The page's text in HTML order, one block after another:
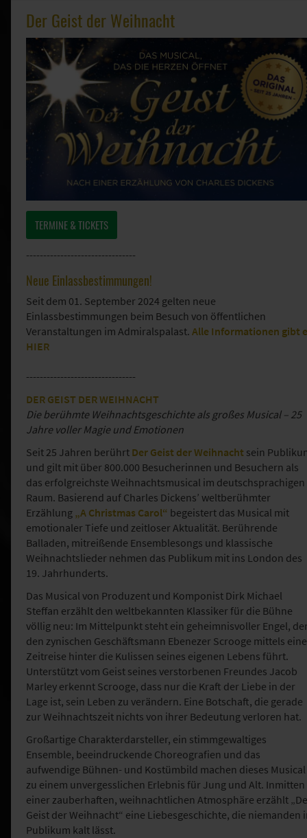
Der Geist der Weihnacht
TERMINE & TICKETS
--------------------------------
Neue Einlassbestimmungen!
Seit dem 01. September 2024 gelten neue
Einlassbestimmungen beim Besuch von öffentlichen
Veranstaltungen im Admiralspalast. Alle Informationen gibt
HIER
--------------------------------
DER GEIST DER WEIHNACHT
Die berühmte Weihnachtsgeschichte als großes Musical – 25
Jahre voller Magie und Emotionen
Seit 25 Jahren berührt Der Geist der Weihnacht sein
und gilt mit über 800.000 Besucherinnen und Besuchern als
das erfolgreichste Weihnachtsmusical im deutschsprachigen
Raum. Basierend auf Charles Dickens’ weltberühmter
Erzählung „A Christmas Carol“ begeistert das Musical mit
emotionaler Tiefe und zeitloser Aktualität. Berührende
Balladen, mitreißende Ensemblesongs und klassische
Weihnachtslieder nehmen das Publikum mit ins London des
19. Jahrhunderts.
Das Musical von Produzent und Komponist Dirk Michael
Steffan erzählt den weltbekannten Klassiker für die Bühne
völlig neu: Im Mittelpunkt steht ein geheimnisvoller Engel,
den zynischen Geschäftsmann Ebenezer Scrooge mittels
Zeitreise hinter die Kulissen seines eigenen Lebens führt.
Unterstützt vom Geist seines verstorbenen Freundes Jacob
Marley erkennt Scrooge, dass nur die Kraft der Liebe in der
Lage ist, sein Leben zu verändern. Eine Botschaft, die gerade
zur Weihnachtszeit nichts von ihrer Bedeutung verloren hat.
Großartige Charakterdarsteller, ein stimmgewaltiges
Ensemble, beeindruckende Choreografien und das
aufwendige Bühnen- und Kostümbild machen dieses Musical
zu einem unvergesslichen Erlebnis für Jung und Alt. Inmitten
einer zauberhaften, weihnachtlichen Atmosphäre erzählt
Geist der Weihnacht“ eine Liebesgeschichte, die niemanden
Publikum kalt lässt.